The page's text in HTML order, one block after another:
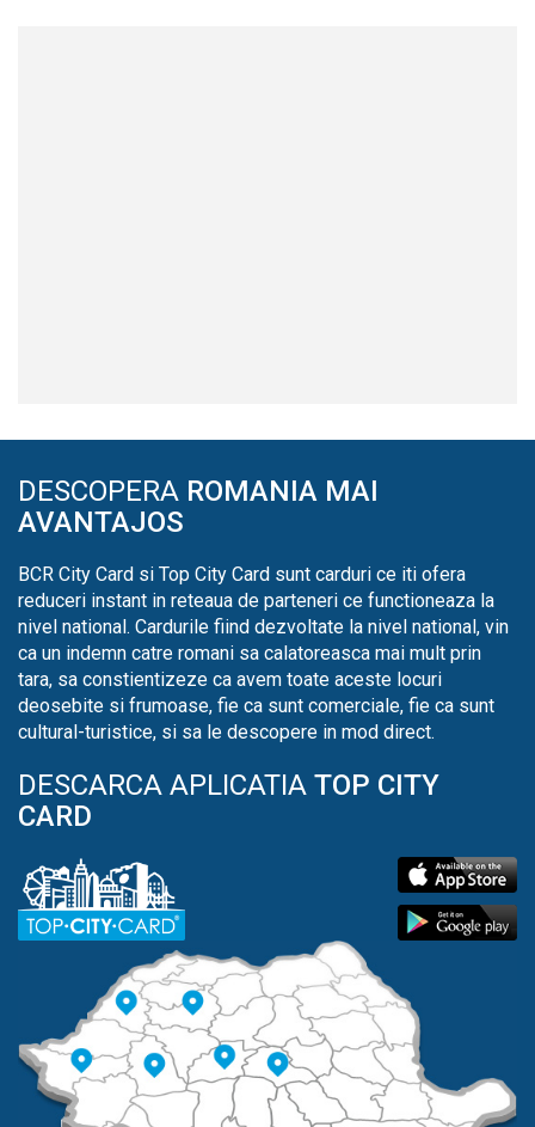
DESCOPERA ROMANIA MAI
AVANTAJOS
BCR City Card si Top City Card sunt carduri ce iti ofera
reduceri instant in reteaua de parteneri ce functioneaza la
nivel national. Cardurile fiind dezvoltate la nivel national, vin
ca un indemn catre romani sa calatoreasca mai mult prin
tara, sa constientizeze ca avem toate aceste locuri
deosebite si frumoase, fie ca sunt comerciale, fie ca sunt
cultural-turistice, si sa le descopere in mod direct.
DESCARCA APLICATIA TOP CITY
CARD